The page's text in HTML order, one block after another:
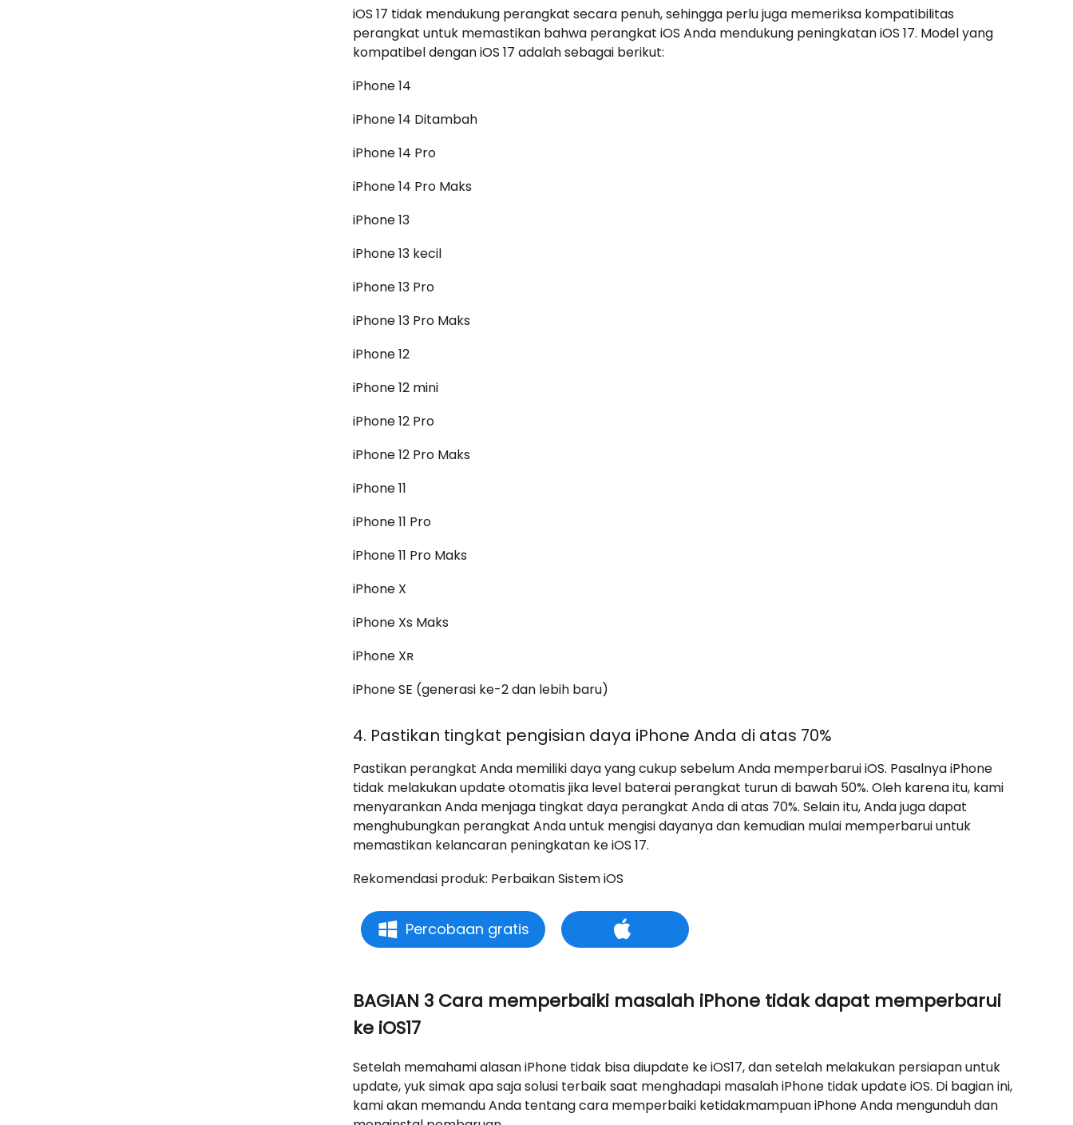
iOS 17 tidak mendukung perangkat secara penuh, sehingga perlu juga memeriksa kompatibilitas
perangkat untuk memastikan bahwa perangkat iOS Anda mendukung peningkatan iOS 17. Model yang
kompatibel dengan iOS 17 adalah sebagai berikut:
iPhone 14
iPhone 14 Ditambah
iPhone 14 Pro
iPhone 14 Pro Maks
iPhone 13
iPhone 13 kecil
iPhone 13 Pro
iPhone 13 Pro Maks
iPhone 12
iPhone 12 mini
iPhone 12 Pro
iPhone 12 Pro Maks
iPhone 11
iPhone 11 Pro
iPhone 11 Pro Maks
iPhone X
iPhone Xs Maks
iPhone Xʀ
iPhone SE (generasi ke-2 dan lebih baru)
4. Pastikan tingkat pengisian daya iPhone Anda di atas 70%
Pastikan perangkat Anda memiliki daya yang cukup sebelum Anda memperbarui iOS. Pasalnya iPhone
tidak melakukan update otomatis jika level baterai perangkat turun di bawah 50%. Oleh karena itu, kami
menyarankan Anda menjaga tingkat daya perangkat Anda di atas 70%. Selain itu, Anda juga dapat
menghubungkan perangkat Anda untuk mengisi dayanya dan kemudian mulai memperbarui untuk
memastikan kelancaran peningkatan ke iOS 17.
Rekomendasi produk: Perbaikan Sistem iOS
Percobaan gratis
BAGIAN 3 Cara memperbaiki masalah iPhone tidak dapat memperbarui
ke iOS17
Setelah memahami alasan iPhone tidak bisa diupdate ke iOS17, dan setelah melakukan persiapan untuk
update, yuk simak apa saja solusi terbaik saat menghadapi masalah iPhone tidak update iOS. Di bagian ini,
kami akan memandu Anda tentang cara memperbaiki ketidakmampuan iPhone Anda mengunduh dan